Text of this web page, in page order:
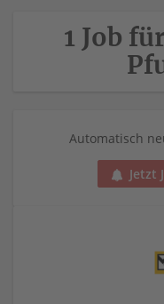
1 Job
Automatisch
Jetzt